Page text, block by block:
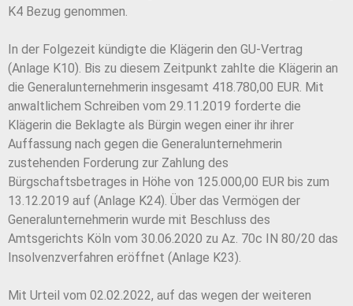
K4 Bezug genommen.
In der Folgezeit kündigte die Klägerin den GU-Vertrag
(Anlage K10). Bis zu diesem Zeitpunkt zahlte die Klägerin an
die Generalunternehmerin insgesamt 418.780,00 EUR. Mit
anwaltlichem Schreiben vom 29.11.2019 forderte die
Klägerin die Beklagte als Bürgin wegen einer ihr ihrer
Auffassung nach gegen die Generalunternehmerin
zustehenden Forderung zur Zahlung des
Bürgschaftsbetrages in Höhe von 125.000,00 EUR bis zum
13.12.2019 auf (Anlage K24). Über das Vermögen der
Generalunternehmerin wurde mit Beschluss des
Amtsgerichts Köln vom 30.06.2020 zu Az. 70c IN 80/20 das
Insolvenzverfahren eröffnet (Anlage K23).
Mit Urteil vom 02.02.2022, auf das wegen der weiteren